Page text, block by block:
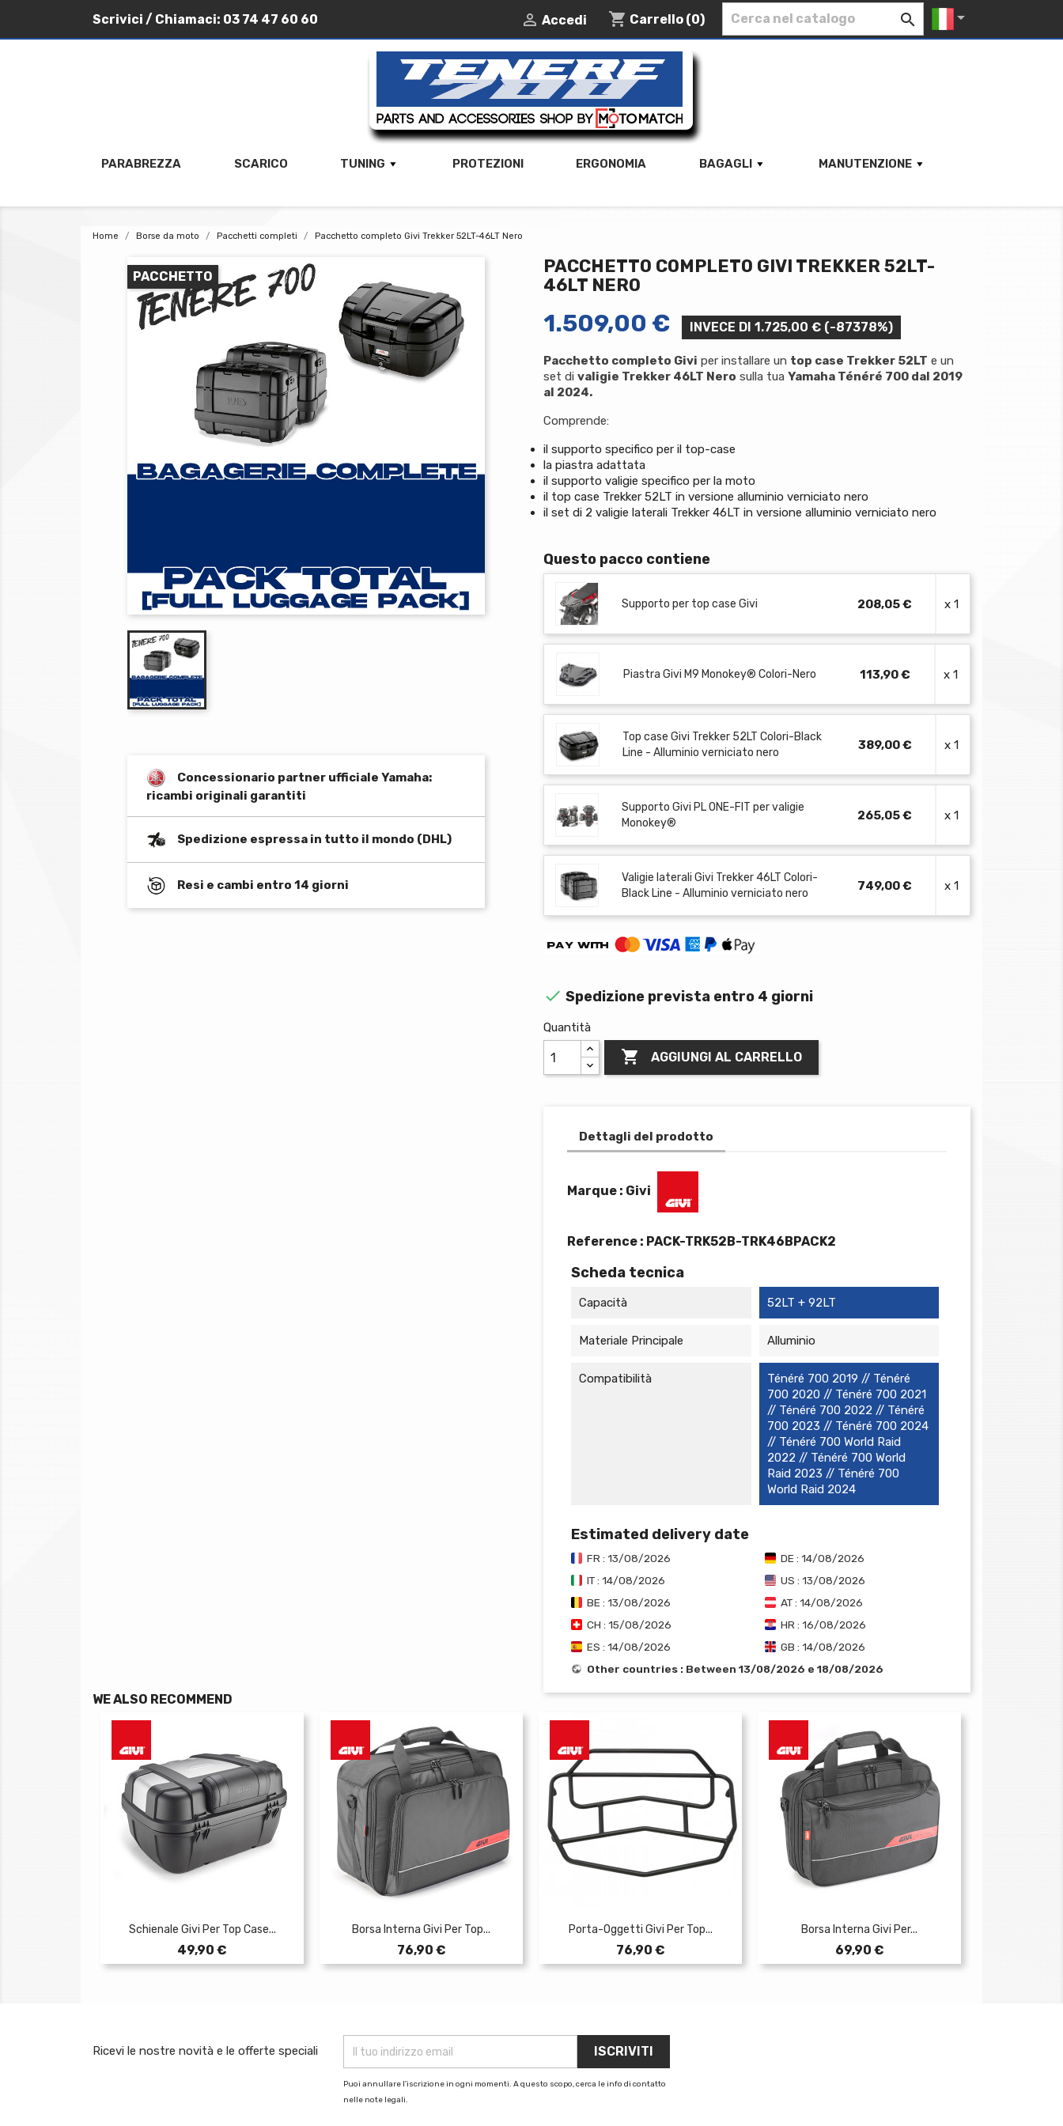
Scrivici / Chiamaci: 03 74 47 60 60  Accedi shopping_cart Carrello (0)  
PARABREZZA SCARICO TUNING PROTEZIONI ERGONOMIA BAGAGLI MANUTENZIONE
Home Borse da moto Pacchetti completi Pacchetto completo Givi Trekker 52LT-46LT Nero
PACCHETTO
Concessionario partner ufficiale Yamaha:
ricambi originali garantiti
Spedizione espressa in tutto il mondo (DHL)
Resi e cambi entro 14 giorni
PACCHETTO COMPLETO GIVI TREKKER 52LT-
46LT NERO
1.509,00 € INVECE DI 1.725,00 € (-87378%)
Pacchetto completo Givi per installare un top case Trekker 52LT e un
set di valigie Trekker 46LT Nero sulla tua Yamaha Ténéré 700 dal 2019
al 2024.
Comprende:
il supporto specifico per il top-case
la piastra adattata
il supporto valigie specifico per la moto
il top case Trekker 52LT in versione alluminio verniciato nero
il set di 2 valigie laterali Trekker 46LT in versione alluminio verniciato nero
Questo pacco contiene
Supporto per top case Givi 208,05 € x 1
Piastra Givi M9 Monokey® Colori-Nero 113,90 € x 1
Top case Givi Trekker 52LT Colori-Black
Line - Alluminio verniciato nero
389,00 € x 1
Supporto Givi PL ONE-FIT per valigie
Monokey®
265,05 € x 1
Valigie laterali Givi Trekker 46LT Colori-
Black Line - Alluminio verniciato nero
749,00 € x 1
 Spedizione prevista entro 4 giorni
Quantità
 AGGIUNGI AL CARRELLO
Dettagli del prodotto
Marque : Givi
Reference : PACK-TRK52B-TRK46BPACK2
Scheda tecnica
Capacità 52LT + 92LT
Materiale Principale Alluminio
Compatibilità
Ténéré 700 2019 // Ténéré
700 2020 // Ténéré 700 2021
// Ténéré 700 2022 // Ténéré
700 2023 // Ténéré 700 2024
// Ténéré 700 World Raid
2022 // Ténéré 700 World
Raid 2023 // Ténéré 700
World Raid 2024
Estimated delivery date
FR : 13/08/2026
DE : 14/08/2026
IT : 14/08/2026
US : 13/08/2026
BE : 13/08/2026
AT : 14/08/2026
CH : 15/08/2026
HR : 16/08/2026
ES : 14/08/2026
GB : 14/08/2026
Other countries : Between 13/08/2026 e 18/08/2026
WE ALSO RECOMMEND
Schienale Givi Per Top Case...
Prezzo
49,90 €
Borsa Interna Givi Per Top...
Prezzo
76,90 €
Porta-Oggetti Givi Per Top...
Prezzo
76,90 €
Borsa Interna Givi Per...
Prezzo
69,90 €
Ricevi le nostre novità e le offerte speciali
Puoi annullare l'iscrizione in ogni momenti. A questo scopo, cerca le info di contatto
nelle note legali.